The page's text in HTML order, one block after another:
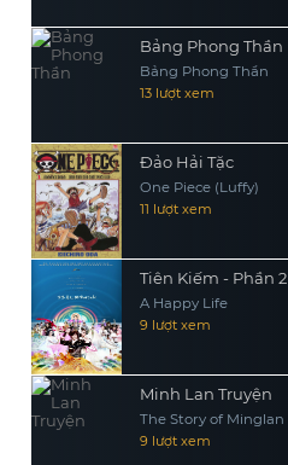
Bảng Phong Thần
Bảng Phong Thần
13 lượt xem
Đảo Hải Tặc
One Piece (Luffy)
11 lượt xem
Tiên Kiếm - Phần 2
A Happy Life
9 lượt xem
Minh Lan Truyện
The Story of Minglan
9 lượt xem